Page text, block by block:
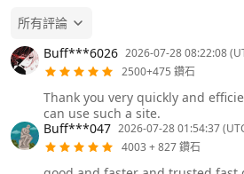
所有評論
Buff***6026 2026-07-28 08:22:08
2500+475 鑽石
Thank you very quickly and
can use such a site.
Buff***047 2026-07-28 01:54:37
4003 + 827 鑽石